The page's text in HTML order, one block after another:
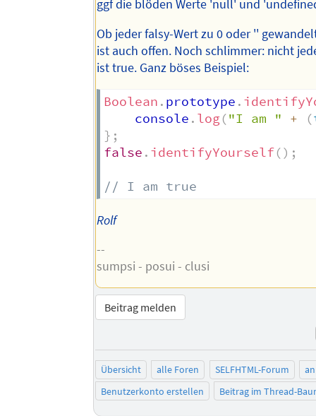
ggf die blöden Werte 'null' und
Ob jeder falsy-Wert zu 0 oder ''
ist auch offen. Noch schlimmer: nicht
ist true. Ganz böses Beispiel:
Boolean . prototype .
    console
. log("I am " + (
} ;
false . identifyYourself() ;
// I am true
Rolf
--
sumpsi - posui - clusi
Beitrag melden
Übersicht alle Foren SELFHTML-Forum
Benutzerkonto erstellen
Beitrag im Thread-